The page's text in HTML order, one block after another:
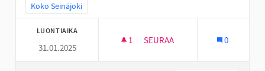
Rajaa tulokset teeman mukaan: Koko Seinäjoki
Koko Seinäjoki
LUONTIAIKA
31.01.2025
1 1 SEURAAJA
SEURAA 0